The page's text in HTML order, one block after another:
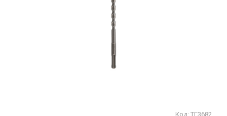
Код: ТГ3682